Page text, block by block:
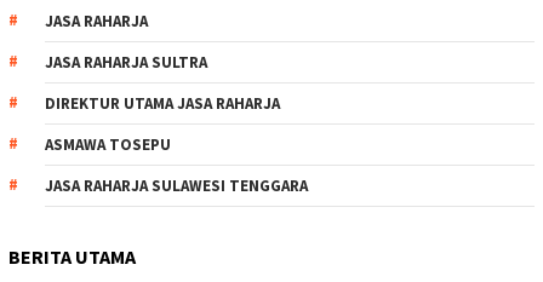
JASA RAHARJA
JASA RAHARJA SULTRA
DIREKTUR UTAMA JASA RAHARJA
ASMAWA TOSEPU
JASA RAHARJA SULAWESI TENGGARA
BERITA UTAMA